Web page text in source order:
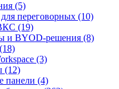
(5)
переговорных (10)
(19)
и BYOD-решения (8)
(18)
(3)
(12)
панели (4)